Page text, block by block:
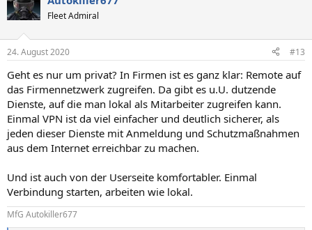
Fleet Admiral
24. August 2020 #13
Geht es nur um privat? In Firmen ist es ganz klar: Remote auf
das Firmennetzwerk zugreifen. Da gibt es u.U. dutzende
Dienste, auf die man lokal als Mitarbeiter zugreifen kann.
Einmal VPN ist da viel einfacher und deutlich sicherer, als
jeden dieser Dienste mit Anmeldung und Schutzmaßnahmen
aus dem Internet erreichbar zu machen.
Und ist auch von der Userseite komfortabler. Einmal
Verbindung starten, arbeiten wie lokal.
MfG Autokiller677